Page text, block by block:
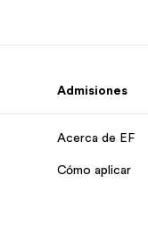
Admisiones
Acerca de EF
Cómo aplicar